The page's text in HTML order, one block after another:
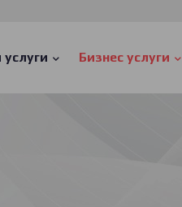
Бизнес услуги